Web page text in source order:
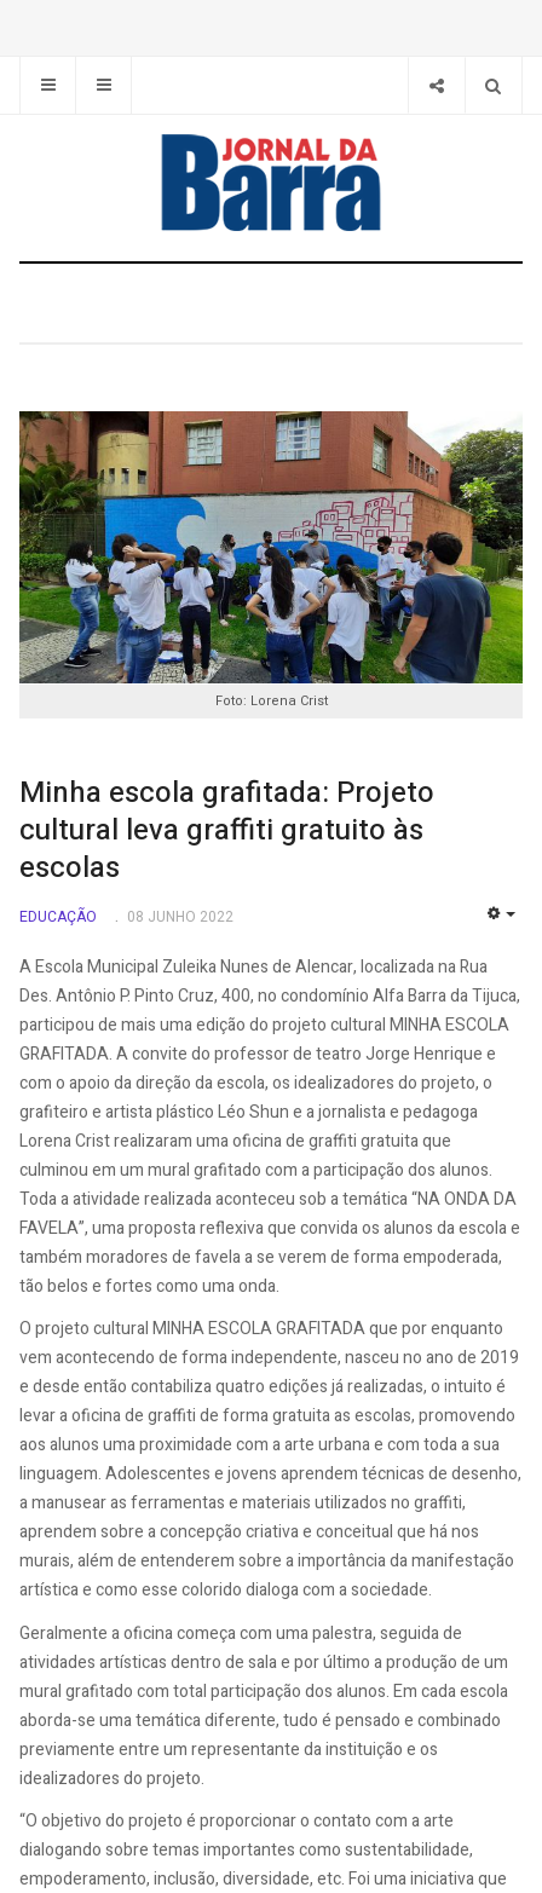
Foto: Lorena Crist
Minha escola grafitada: Projeto
cultural leva graffiti gratuito às
escolas
EDUCAÇÃO 08 JUNHO 2022
A Escola Municipal Zuleika Nunes de Alencar, localizada na Rua
Des. Antônio P. Pinto Cruz, 400, no condomínio Alfa Barra da Tijuca,
participou de mais uma edição do projeto cultural MINHA ESCOLA
GRAFITADA. A convite do professor de teatro Jorge Henrique e
com o apoio da direção da escola, os idealizadores do projeto, o
grafiteiro e artista plástico Léo Shun e a jornalista e pedagoga
Lorena Crist realizaram uma oficina de graffiti gratuita que
culminou em um mural grafitado com a participação dos alunos.
Toda a atividade realizada aconteceu sob a temática “NA ONDA DA
FAVELA”, uma proposta reflexiva que convida os alunos da escola e
também moradores de favela a se verem de forma empoderada,
tão belos e fortes como uma onda.
O projeto cultural MINHA ESCOLA GRAFITADA que por enquanto
vem acontecendo de forma independente, nasceu no ano de 2019
e desde então contabiliza quatro edições já realizadas, o intuito é
levar a oficina de graffiti de forma gratuita as escolas, promovendo
aos alunos uma proximidade com a arte urbana e com toda a sua
linguagem. Adolescentes e jovens aprendem técnicas de desenho,
a manusear as ferramentas e materiais utilizados no graffiti,
aprendem sobre a concepção criativa e conceitual que há nos
murais, além de entenderem sobre a importância da manifestação
artística e como esse colorido dialoga com a sociedade.
Geralmente a oficina começa com uma palestra, seguida de
atividades artísticas dentro de sala e por último a produção de um
mural grafitado com total participação dos alunos. Em cada escola
aborda-se uma temática diferente, tudo é pensado e combinado
previamente entre um representante da instituição e os
idealizadores do projeto.
“O objetivo do projeto é proporcionar o contato com a arte
dialogando sobre temas importantes como sustentabilidade,
empoderamento, inclusão, diversidade, etc. Foi uma iniciativa que